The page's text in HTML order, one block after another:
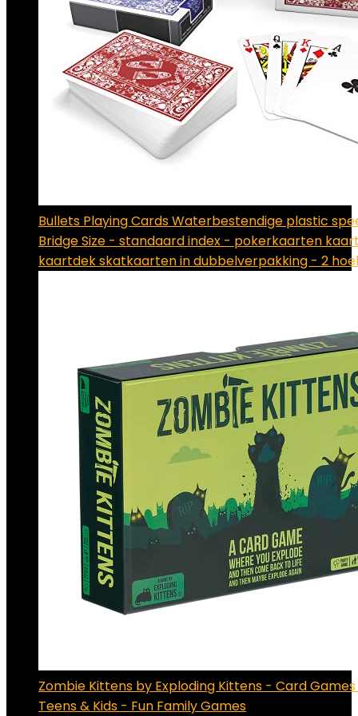
Bullets Playing Cards Waterbestendige plastic
Bridge Size - standaard index - pokerkaarten
kaartdek skatkaarten in dubbelverpakking - 2
Zombie Kittens by Exploding Kittens - Card
Teens & Kids - Fun Family Games